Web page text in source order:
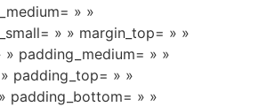
» »
» » margin_top= » »
padding_medium= » »
padding_top= » »
padding_bottom= » »